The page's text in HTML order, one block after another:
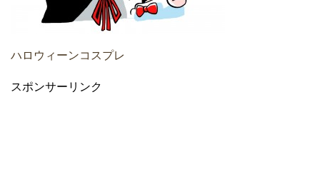
ハロウィーンコスプレ
スポンサーリンク